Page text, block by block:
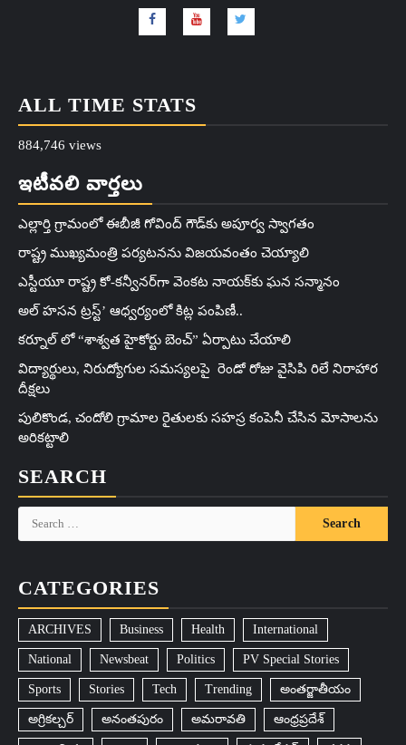
ALL TIME STATS
884,746 views
ఇటీవలి వార్తలు
ఎల్లార్తి గ్రామంలో ఈబీజీ గోవింద్ గౌడ్‌కు అపూర్వ స్వాగతం
రాష్ట్ర ముఖ్యమంత్రి పర్యటనను విజయవంతం చెయ్యాలి
ఎస్టీయూ రాష్ట్ర కో-కన్వీనర్‌గా వెంకట నాయక్‌కు ఘన సన్మానం
అల్ హసన ట్రస్ట్’ ఆధ్వర్యంలో కిట్ల పంపిణీ..
కర్నూల్ లో “శాశ్వత హైకోర్టు బెంచ్” ఏర్పాటు చేయాలి
విద్యార్థులు, నిరుద్యోగుల సమస్యలపై రెండో రోజు వైసిపి రిలే నిరాహార
దీక్షలు
పులికొండ, చందోలి గ్రామాల రైతులకు సహస్ర కంపెనీ చేసిన మోసాలను
అరికట్టాలి
SEARCH
CATEGORIES
ARCHIVES Business Health International
National Newsbeat Politics PV Special Stories
Sports Stories Tech Trending అంతర్జాతీయం
అగ్రికల్చర్ అనంతపురం అమరావతి ఆంధ్రప్రదేశ్